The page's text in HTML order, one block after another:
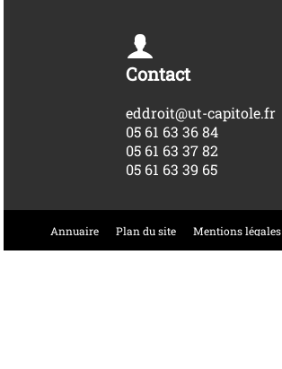
Contact
eddroit@ut-capitole.fr
05 61 63 36 84
05 61 63 37 82
05 61 63 39 65
Annuaire Plan du site Mentions légales